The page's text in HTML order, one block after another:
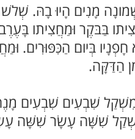
מָנִים הָיוּ בָהּ.
בַּבּקֶר וּמַחֲצִיתו
בְּיום הַכִּפּוּרִים.
הַדַּקָּה.
מִשְׁקַל שִׁבְעִים שִׁבְעִים
מִשְׁקַל שִׁשָּׁה עָשָׂר שִׁשָּׁה